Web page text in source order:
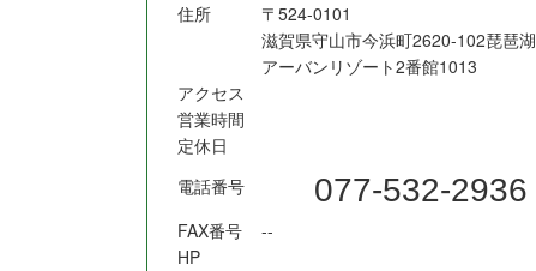
住所
〒524-0101
滋賀県守山市今浜町2620-102琵琶湖
アーバンリゾート2番館1013
アクセス
営業時間
定休日
電話番号
077-532-2936
FAX番号
--
HP